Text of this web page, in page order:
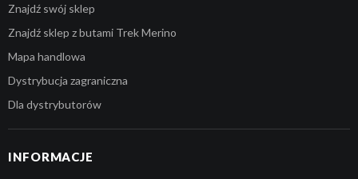
Znajdź swój sklep
Znajdź sklep z butami Trek Merino
Mapa handlowa
Dystrybucja zagraniczna
Dla dystrybutorów
INFORMACJE